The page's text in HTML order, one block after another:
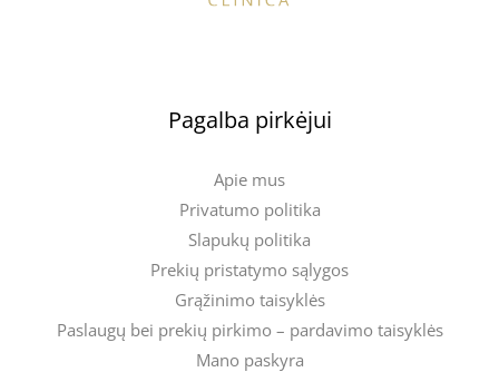
Pagalba pirkėjui
Apie mus
Privatumo politika
Slapukų politika
Prekių pristatymo sąlygos
Grąžinimo taisyklės
Paslaugų bei prekių pirkimo – pardavimo taisyklės
Mano paskyra